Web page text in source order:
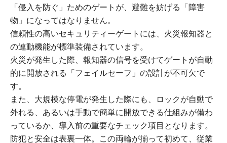
「侵入を防ぐ」ためのゲートが、避難を妨げる「障害
物」になってはなりません。
信頼性の高いセキュリティーゲートには、火災報知器と
の連動機能が標準装備されています。
火災が発生した際、報知器の信号を受けてゲートが自動
的に開放される「フェイルセーフ」の設計が不可欠で
す。
また、大規模な停電が発生した際にも、ロックが自動で
外れる、あるいは手動で簡単に開放できる仕組みが備わ
っているか、導入前の重要なチェック項目となります。
防犯と安全は表裏一体。この両輪が揃って初めて、従業